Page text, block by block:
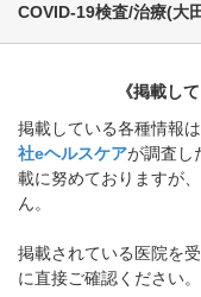
COVID-19検査/治療(大
《掲載し
掲載している各種情報
社eヘルスケアが調査し
載に努めておりますが
ん。
掲載されている医院を
に直接ご確認ください。